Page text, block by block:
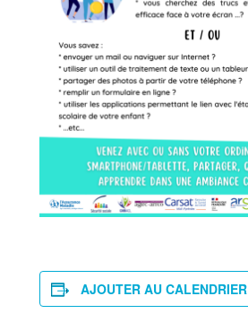
AJOUTER AU CALENDRIER